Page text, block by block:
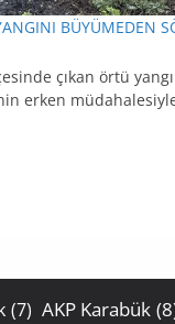
BÜYÜMEDEN
çıkan örtü
erken
(7) AKP Karabük